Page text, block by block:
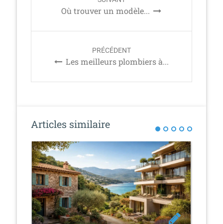
t
i
t
o
n
Où trouver un modèle...
PRÉCÉDENT
Les meilleurs plombiers à...
Articles similaire